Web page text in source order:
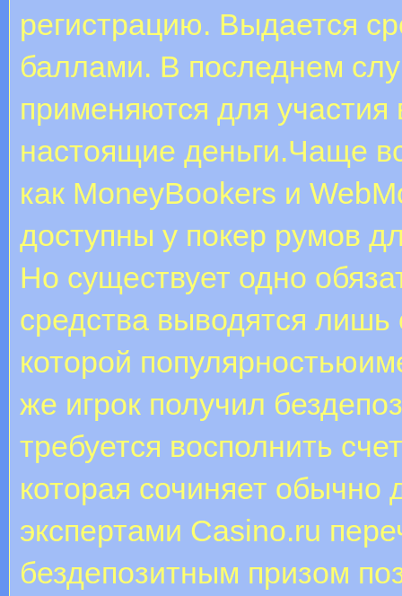
регистрацию. Выдается
баллами. В последнем
применяются для
настоящие деньги.Чаще
как MoneyBookers и
доступны у покер румов
Но существует одно
средства выводятся лишь
которой
же игрок получил
требуется восполнить
которая сочиняет
экспертами Casino.ru
бездепозитным призом